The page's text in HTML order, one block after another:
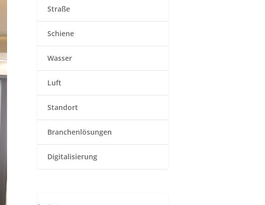
Straße
Schiene
Wasser
Luft
Standort
Branchenlösungen
Digitalisierung